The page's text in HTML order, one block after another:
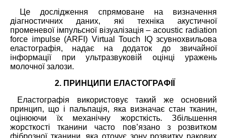
Це дослідження спрямоване на визначення
діагностичних даних, які техніка акустичної
променевої імпульсної візуалізація – acoustic radiation
force impulse (ARFI) Virtual Touch IQ зсувнохвильова
еластографія, надає на додаток до звичайної
інформації при ультразвуковій оцінці уражень
молочної залози.
2. ПРИНЦИПИ ЕЛАСТОГРАФІЇ
Еластографія використовує такий же основний
принцип, що і пальпація, яка визначає стан тканин,
оцінюючи їх механічну жорсткість. Збільшення
жорсткості тканини часто пов’язано з розвитком
фіброзної тканини, яка оточує зону розвитку ракових